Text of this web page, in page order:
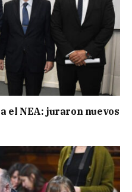
el NEA: juraron nuevos